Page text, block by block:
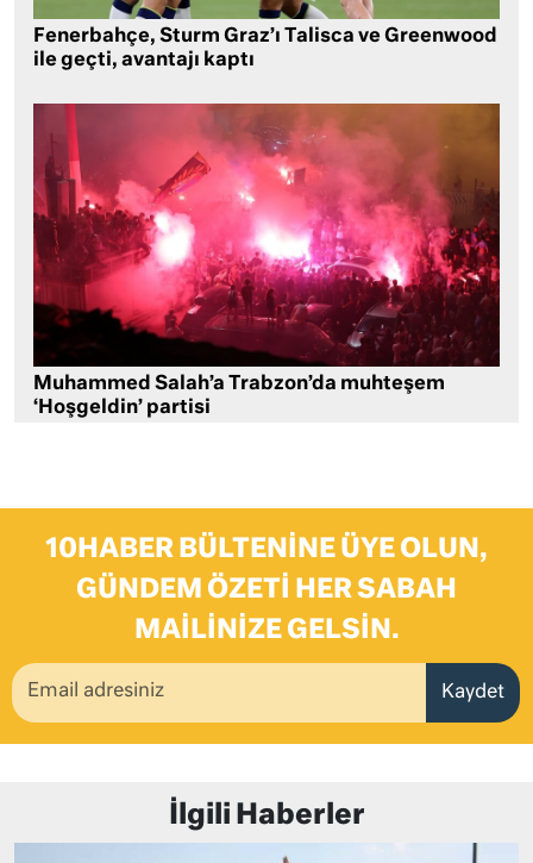
Fenerbahçe, Sturm Graz’ı Talisca ve Greenwood
ile geçti, avantajı kaptı
Muhammed Salah’a Trabzon’da muhteşem
‘Hoşgeldin’ partisi
10HABER BÜLTENINE ÜYE OLUN,
GÜNDEM ÖZETI HER SABAH
MAILINIZE GELSIN.
Kaydet
İlgili Haberler